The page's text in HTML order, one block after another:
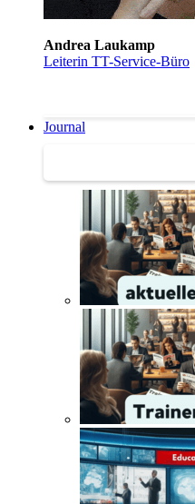
Andrea Laukamp
Leiterin TT-Service-Büro
Journal